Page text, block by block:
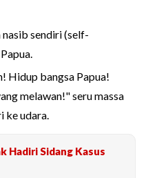
sendiri (self-
Hidup bangsa Papua!
melawan!" seru massa
ke udara.
Hadiri Sidang Kasus